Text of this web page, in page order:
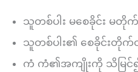
သူတစ်ပါး မစေခိုင်း မတို
သူတစ်ပါး၏ စေခိုင်းတိုက်တွ
ကံ ကံ၏အကျိုးကို သိမြင်၍